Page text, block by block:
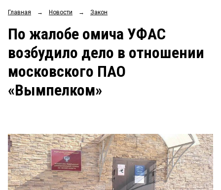
ОБЩЕСТВО
ЗАКОН
НОВОСТИ КОМПАНИЙ
ПРОИСШЕСТВИЯ
Рейтинги
Блоги
Главная → Новости → Закон
По жалобе омича УФАС
возбудило дело в отношении
московского ПАО
«Вымпелком»